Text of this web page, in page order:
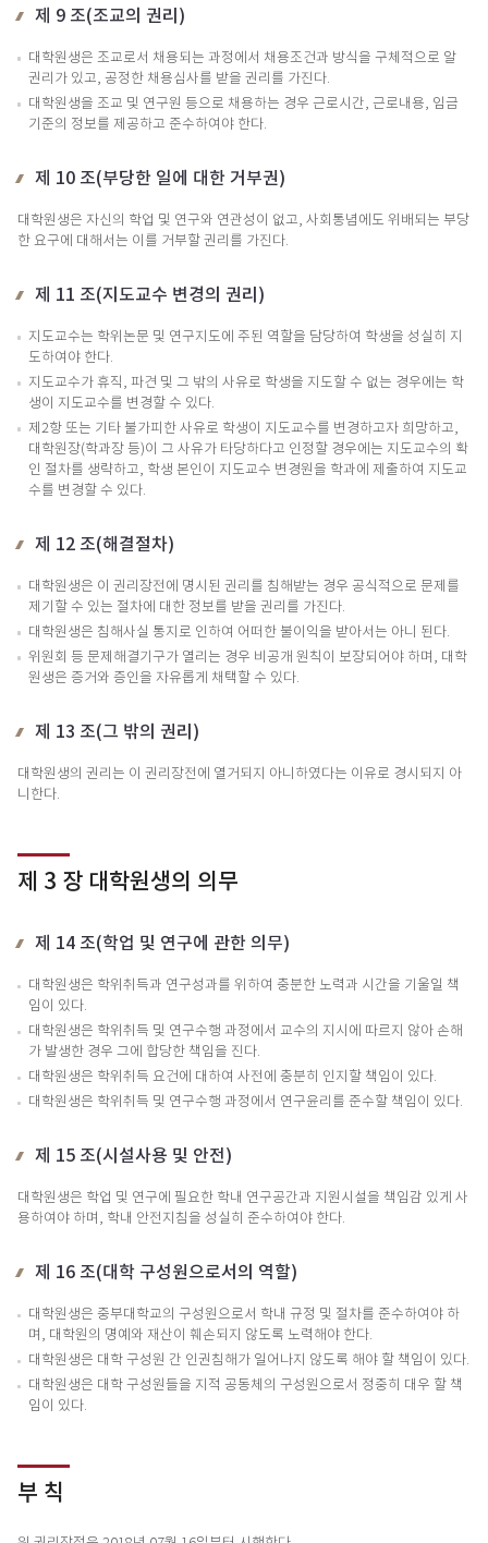
제 9 조(조교의 권리)
대학원생은 조교로서 채용되는 과정에서 채용조건과 방식을 구체적으로 알
권리가 있고, 공정한 채용심사를 받을 권리를 가진다.
대학원생을 조교 및 연구원 등으로 채용하는 경우 근로시간, 근로내용, 임금
기준의 정보를 제공하고 준수하여야 한다.
제 10 조(부당한 일에 대한 거부권)
대학원생은 자신의 학업 및 연구와 연관성이 없고, 사회통념에도 위배되는 부당
한 요구에 대해서는 이를 거부할 권리를 가진다.
제 11 조(지도교수 변경의 권리)
지도교수는 학위논문 및 연구지도에 주된 역할을 담당하여 학생을 성실히 지
도하여야 한다.
지도교수가 휴직, 파견 및 그 밖의 사유로 학생을 지도할 수 없는 경우에는 학
생이 지도교수를 변경할 수 있다.
제2항 또는 기타 불가피한 사유로 학생이 지도교수를 변경하고자 희망하고,
대학원장(학과장 등)이 그 사유가 타당하다고 인정할 경우에는 지도교수의 확
인 절차를 생략하고, 학생 본인이 지도교수 변경원을 학과에 제출하여 지도교
수를 변경할 수 있다.
제 12 조(해결절차)
대학원생은 이 권리장전에 명시된 권리를 침해받는 경우 공식적으로 문제를
제기할 수 있는 절차에 대한 정보를 받을 권리를 가진다.
대학원생은 침해사실 통지로 인하여 어떠한 불이익을 받아서는 아니 된다.
위원회 등 문제해결기구가 열리는 경우 비공개 원칙이 보장되어야 하며, 대학
원생은 증거와 증인을 자유롭게 채택할 수 있다.
제 13 조(그 밖의 권리)
대학원생의 권리는 이 권리장전에 열거되지 아니하였다는 이유로 경시되지 아
니한다.
제 3 장 대학원생의 의무
제 14 조(학업 및 연구에 관한 의무)
대학원생은 학위취득과 연구성과를 위하여 충분한 노력과 시간을 기울일 책
임이 있다.
대학원생은 학위취득 및 연구수행 과정에서 교수의 지시에 따르지 않아 손해
가 발생한 경우 그에 합당한 책임을 진다.
대학원생은 학위취득 요건에 대하여 사전에 충분히 인지할 책임이 있다.
대학원생은 학위취득 및 연구수행 과정에서 연구윤리를 준수할 책임이 있다.
제 15 조(시설사용 및 안전)
대학원생은 학업 및 연구에 필요한 학내 연구공간과 지원시설을 책임감 있게 사
용하여야 하며, 학내 안전지침을 성실히 준수하여야 한다.
제 16 조(대학 구성원으로서의 역할)
대학원생은 중부대학교의 구성원으로서 학내 규정 및 절차를 준수하여야 하
며, 대학원의 명예와 재산이 훼손되지 않도록 노력해야 한다.
대학원생은 대학 구성원 간 인권침해가 일어나지 않도록 해야 할 책임이 있다.
대학원생은 대학 구성원들을 지적 공동체의 구성원으로서 정중히 대우 할 책
임이 있다.
부 칙